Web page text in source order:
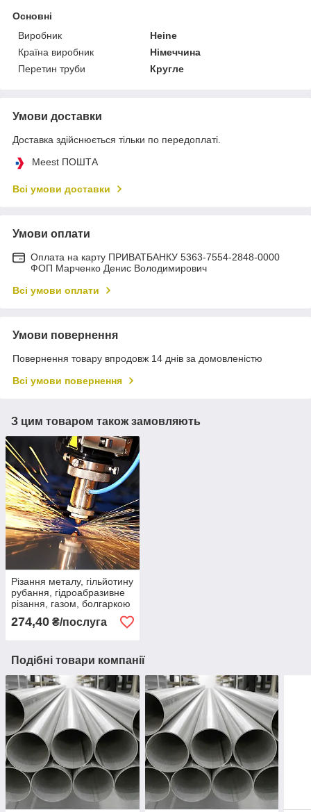
Основні
Виробник
Heine
Країна виробник
Німеччина
Перетин труби
Кругле
Умови доставки
Доставка здійснюється тільки по передоплаті.
Meest ПОШТА
Всі умови доставки
Умови оплати
Оплата на карту ПРИВАТБАНКУ 5363-7554-2848-0000
ФОП Марченко Денис Володимирович
Всі умови оплати
Умови повернення
Повернення товару впродовж 14 днів за домовленістю
Всі умови повернення
З цим товаром також замовляють
Різання металу, гільйотину
рубання, гідроабразивне
різання, газом, болгаркою
274,40 ₴/послуга
Подібні товари компанії